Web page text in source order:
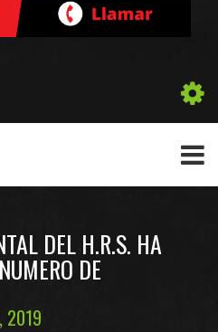
DEL H.R.S. HA
DE
2019